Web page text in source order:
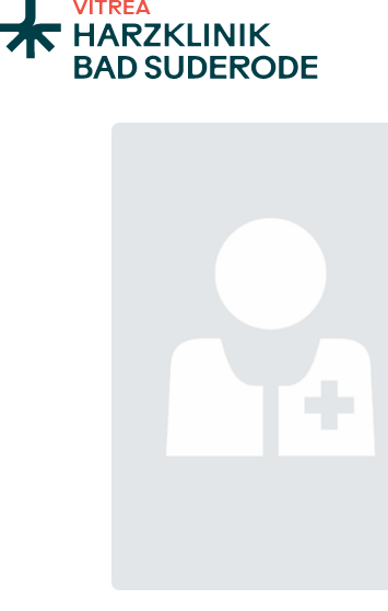
Zum Inhalt springen